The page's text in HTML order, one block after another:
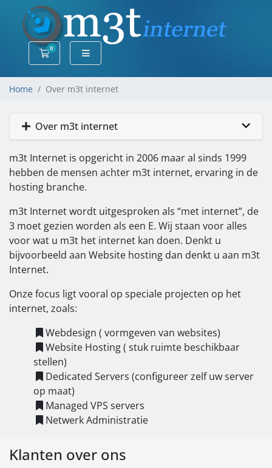
0
Winkelwagen
Home Over m3t internet
Over m3t internet
m3t Internet is opgericht in 2006 maar al sinds 1999
hebben de mensen achter m3t internet, ervaring in de
hosting branche.
m3t Internet wordt uitgesproken als “met internet”, de
3 moet gezien worden als een E. Wij staan voor alles
voor wat u m3t het internet kan doen. Denkt u
bijvoorbeeld aan Website hosting dan denkt u aan m3t
Internet.
Onze focus ligt vooral op speciale projecten op het
internet, zoals:
Webdesign ( vormgeven van websites)
Website Hosting ( stuk ruimte beschikbaar
stellen)
Dedicated Servers (configureer zelf uw server
op maat)
Managed VPS servers
Netwerk Administratie
Klanten over ons